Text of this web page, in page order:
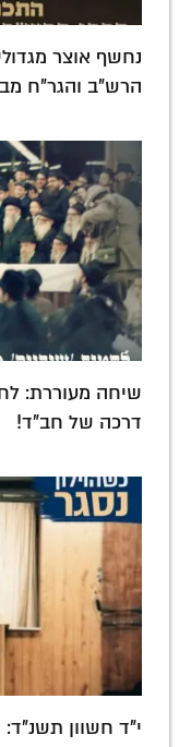
נחשף אוצר
הרש"ב והגר"ח
שיחה מעוררת:
דרכה של חב"ד!
י"ד חשוון